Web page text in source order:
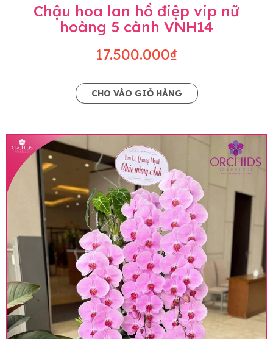
Chậu hoa lan hồ điệp vip nữ
hoàng 5 cành VNH14
17.500.000₫
CHO VÀO GIỎ HÀNG